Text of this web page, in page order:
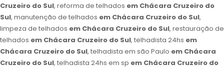
Cruzeiro do Sul, reforma de telhados em Chácara Cruzeiro do
Sul, manutenção de telhados em Chácara Cruzeiro do Sul,
limpeza de telhados em Chácara Cruzeiro do Sul, restauração de
telhados em Chácara Cruzeiro do Sul, telhadista 24hs em
Chácara Cruzeiro do Sul, telhadista em são Paulo em Chácara
Cruzeiro do Sul, telhadista 24hs em sp em Chácara Cruzeiro do